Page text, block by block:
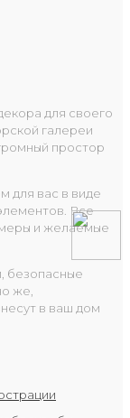
для своего
галереи
простор
для вас в виде
Все
и желаемые
безопасные
же,
в ваш дом